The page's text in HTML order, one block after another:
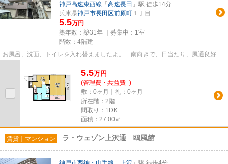
神戸高速東西線 「 高速長田 」駅 徒歩14分
兵庫県神戸市長田区前原町 １丁目
5.5万円
築年数：築31年 ｜募集中： 1室
階数：4階建
お風呂、洗面、トイレを入れ替えましたよ。 南向きで、日当たり、風通良好
5.5万円
(管理費・共益費 -)
敷：0ヶ月｜礼：0ヶ月
所在階：2階
間取り：1DK
面積：27.00㎡
賃貸｜マンション ラ・ウェゾン上沢通 鴎風館